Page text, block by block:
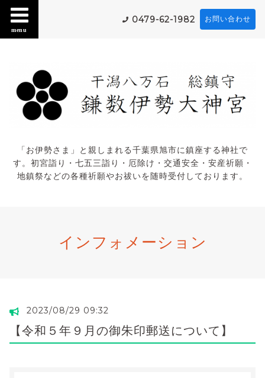
menu
0479-62-1982 お問い合わせ
「お伊勢さま」と親しまれる千葉県旭市に鎮座する神社で
す。初宮詣り・七五三詣り・厄除け・交通安全・安産祈願・
地鎮祭などの各種祈願やお祓いを随時受付しております。
インフォメーション
2023/08/29 09:32
【令和５年９月の御朱印郵送について】